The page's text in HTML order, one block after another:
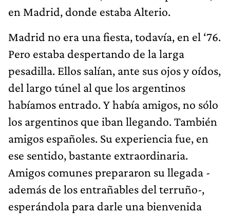
en Madrid, donde estaba Alterio.
Madrid no era una fiesta, todavía, en el ‘76.
Pero estaba despertando de la larga
pesadilla. Ellos salían, ante sus ojos y oídos,
del largo túnel al que los argentinos
habíamos entrado. Y había amigos, no sólo
los argentinos que iban llegando. También
amigos españoles. Su experiencia fue, en
ese sentido, bastante extraordinaria.
Amigos comunes prepararon su llegada -
además de los entrañables del terruño-,
esperándola para darle una bienvenida